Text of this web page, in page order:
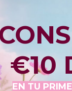
ES
PREGUNTA
€10
EN TU